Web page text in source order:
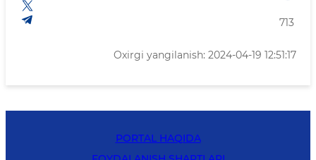
713
Oxirgi yangilanish: 2024-04-19 12:51:17
PORTAL HAQIDA